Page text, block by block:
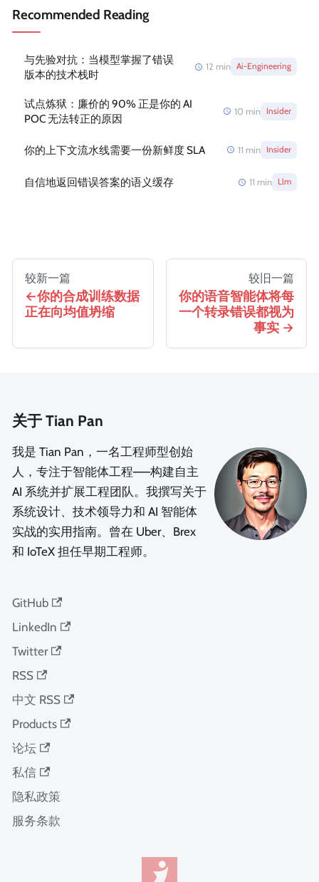
Recommended Reading
与先验对抗：当模型掌握了错误
版本的技术栈时
12 min Ai-Engineering
试点炼狱：廉价的 90% 正是你的 AI
POC 无法转正的原因
10 min Insider
你的上下文流水线需要一份新鲜度 SLA 11 min Insider
自信地返回错误答案的语义缓存 11 min Llm
较新一篇
你的合成训练数据
正在向均值坍缩
较旧一篇
你的语音智能体将每
一个转录错误都视为
事实
关于 Tian Pan
我是 Tian Pan，一名工程师型创始
人，专注于智能体工程——构建自主
AI 系统并扩展工程团队。我撰写关于
系统设计、技术领导力和 AI 智能体
实战的实用指南。曾在 Uber、Brex
和 IoTeX 担任早期工程师。
GitHub
LinkedIn
Twitter
RSS
中文 RSS
Products
论坛
私信
隐私政策
服务条款